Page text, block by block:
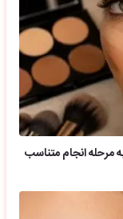
مرحله انجام متناسب